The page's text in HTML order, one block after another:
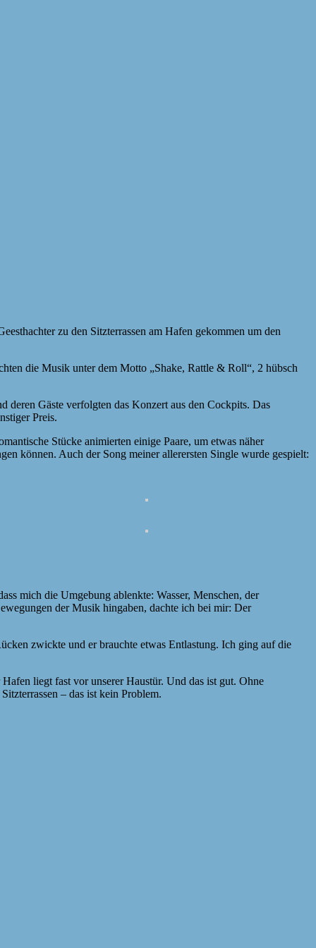
zu den Sitzterrassen am Hafen gekommen um den
die Musik unter dem Motto „Shake, Rattle & Roll“, 2 hübsch
deren Gäste verfolgten das Konzert aus den Cockpits. Das
Preis.
Stücke animierten einige Paare, um etwas näher
können. Auch der Song meiner allerersten Single wurde gespielt:
mich die Umgebung ablenkte: Wasser, Menschen, der
der Musik hingaben, dachte ich bei mir: Der
zwickte und er brauchte etwas Entlastung. Ich ging auf die
liegt fast vor unserer Haustür. Und das ist gut. Ohne
– das ist kein Problem.